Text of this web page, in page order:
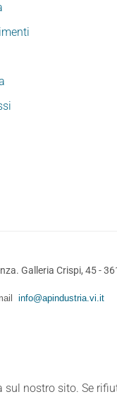
Galleria Crispi, 45 -
info@apindustria.vi.it
nostro sito. Se